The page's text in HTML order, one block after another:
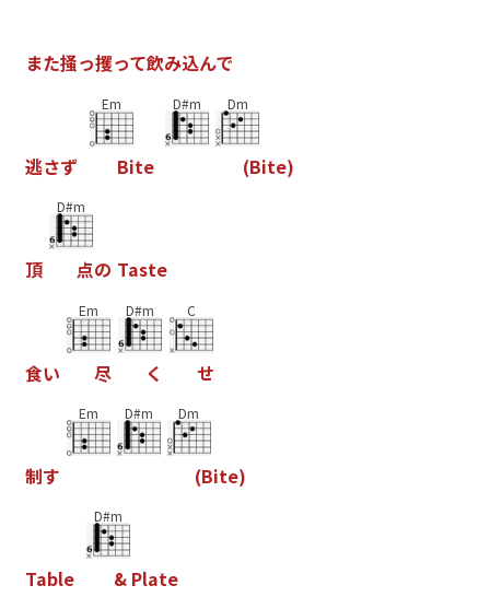
また掻っ攫って飲み込んで
逃さず
Em
Bite
D#m Dm
(Bite)
頂
D#m
点の Taste
食い
Em
尽
D#m
く
C
せ
制す
Em D#m Dm
(Bite)
Table
D#m
& Plate